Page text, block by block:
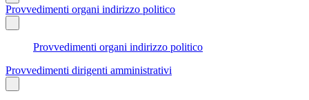
Provvedimenti organi indirizzo politico
Provvedimenti organi indirizzo politico
Provvedimenti dirigenti amministrativi